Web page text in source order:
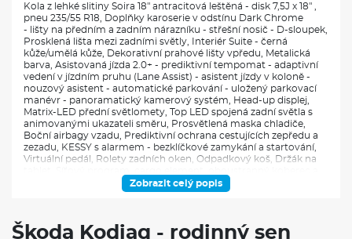
Kola z lehké slitiny Soira 18" antracitová leštěná - disk 7,5J x 18" ,
pneu 235/55 R18, Doplňky karoserie v odstínu Dark Chrome
- lišty na předním a zadním nárazníku - střešní nosič - D-sloupek,
Prosklená lišta mezi zadními světly, Interiér Suite - černá
kůže/umělá kůže, Dekorativní prahové lišty vpředu, Metalická
barva, Asistovaná jízda 2.0+ - prediktivní tempomat - adaptivní
vedení v jízdním pruhu (Lane Assist) - asistent jízdy v koloně -
nouzový asistent - automatické parkování - uložený parkovací
manévr - panoramatický kamerový systém, Head-up displej,
Matrix-LED přední světlomety, Top LED spojená zadní světla s
animovanými ukazateli směru, Prosvětlená maska chladiče,
Boční airbagy vzadu, Prediktivní ochrana cestujících zepředu a
zezadu, KESSY s alarmem - bezklíčkové zamykání a startování,
Virtuální pedál, Rolety zadních oken, Odpadkový koš, Držák na
háčky na tašky v zav. Prostoru, Rezervní kolo (dojezdové),
Adaptivní podvozek DCC+ s progresivním řízením, Top
13" - Web rádio, čistič displeje, Audiosystém CANTON - 14
Zobrazit celý popis
Škoda Kodiaq - rodinný sen